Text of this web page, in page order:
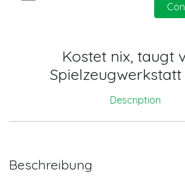
Kostet nix, taugt
Description
Beschreibung